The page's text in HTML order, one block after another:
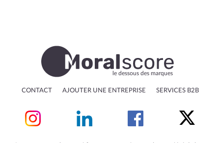
le dessous des marques
CONTACT AJOUTER UNE ENTREPRISE SERVICES B2B